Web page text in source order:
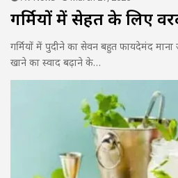
गर्मियों में सेहत के लिए
गर्मियों में पुदीने का सेवन बहुत फायदेमंद
खाने का स्वाद बढ़ाने के…